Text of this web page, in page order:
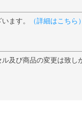
ます。 （詳細はこちら）
及び商品の変更は致し